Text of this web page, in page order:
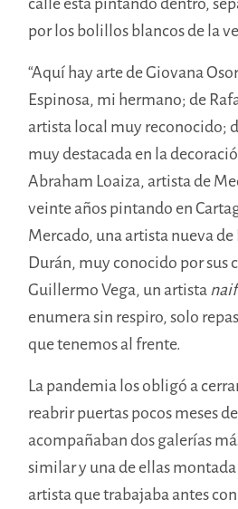
por los bolillos blancos de la
“Aquí hay arte de Giovana
Espinosa, mi hermano; de
artista local muy reconocido;
muy destacada en la
Abraham Loaiza, artista de
veinte años pintando en
Mercado, una artista nueva
Durán, muy conocido por sus
Guillermo Vega, un artistanaif
enumera sin respiro, solo
que tenemos al frente.
La pandemia los obligó a
reabrir puertas pocos meses
acompañaban dos galerías
similar y una de ellas
artista que trabajaba antes